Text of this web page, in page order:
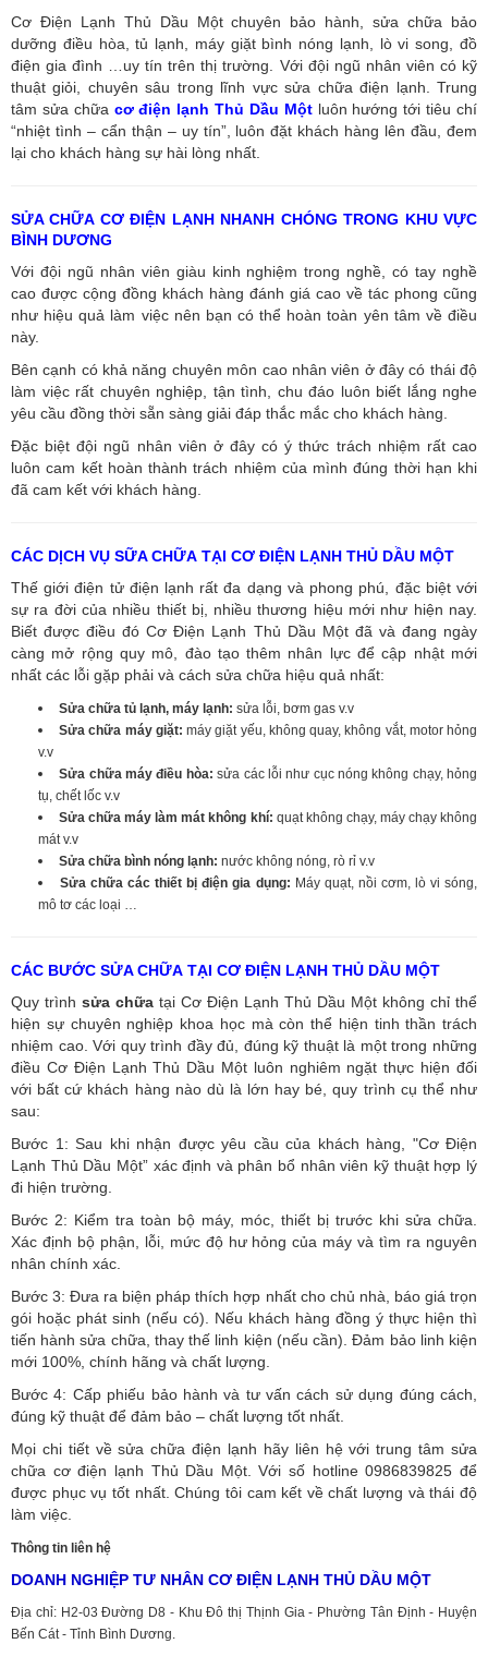
Cơ Điện Lạnh Thủ Dầu Một chuyên bảo hành, sửa chữa bảo
dưỡng điều hòa, tủ lạnh, máy giặt bình nóng lạnh, lò vi song, đồ
điện gia đình …uy tín trên thị trường. Với đội ngũ nhân viên có kỹ
thuật giỏi, chuyên sâu trong lĩnh vực sửa chữa điện lạnh. Trung
tâm sửa chữa cơ điện lạnh Thủ Dầu Mộtluôn hướng tới tiêu chí
“nhiệt tình – cẩn thận – uy tín”, luôn đặt khách hàng lên đầu, đem
lại cho khách hàng sự hài lòng nhất.
SỬA CHỮA CƠ ĐIỆN LẠNH NHANH CHÓNG TRONG KHU VỰC
BÌNH DƯƠNG
Với đội ngũ nhân viên giàu kinh nghiệm trong nghề, có tay nghề
cao được cộng đồng khách hàng đánh giá cao về tác phong cũng
như hiệu quả làm việc nên bạn có thể hoàn toàn yên tâm về điều
này.
Bên cạnh có khả năng chuyên môn cao nhân viên ở đây có thái độ
làm việc rất chuyên nghiệp, tận tình, chu đáo luôn biết lắng nghe
yêu cầu đồng thời sẵn sàng giải đáp thắc mắc cho khách hàng.
Đặc biệt đội ngũ nhân viên ở đây có ý thức trách nhiệm rất cao
luôn cam kết hoàn thành trách nhiệm của mình đúng thời hạn khi
đã cam kết với khách hàng.
CÁC DỊCH VỤ SỮA CHỮA TẠI CƠ ĐIỆN LẠNH THỦ DẦU MỘT
Thế giới điện tử điện lạnh rất đa dạng và phong phú, đặc biệt với
sự ra đời của nhiều thiết bị, nhiều thương hiệu mới như hiện nay.
Biết được điều đó Cơ Điện Lạnh Thủ Dầu Một đã và đang ngày
càng mở rộng quy mô, đào tạo thêm nhân lực để cập nhật mới
nhất các lỗi gặp phải và cách sửa chữa hiệu quả nhất:
Sửa chữa tủ lạnh, máy lạnh: sửa lỗi, bơm gas v.v
Sửa chữa máy giặt:máy giặt yếu, không quay, không vắt, motor hỏng
v.v
Sửa chữa máy điều hòa: sửa các lỗi như cục nóng không chạy, hỏng
tụ, chết lốc v.v
Sửa chữa máy làm mát không khí: quạt không chạy, máy chạy không
mát v.v
Sửa chữa bình nóng lạnh: nước không nóng, rò rỉ v.v
Sửa chữa các thiết bị điện gia dụng: Máy quạt, nồi cơm, lò vi sóng,
mô tơ các loại …
CÁC BƯỚC SỬA CHỮA TẠI CƠ ĐIỆN LẠNH THỦ DẦU MỘT
Quy trình sửa chữa tại Cơ Điện Lạnh Thủ Dầu Một không chỉ thể
hiện sự chuyên nghiệp khoa học mà còn thể hiện tinh thần trách
nhiệm cao. Với quy trình đầy đủ, đúng kỹ thuật là một trong những
điều Cơ Điện Lạnh Thủ Dầu Một luôn nghiêm ngặt thực hiện đối
với bất cứ khách hàng nào dù là lớn hay bé, quy trình cụ thể như
sau:
Bước 1: Sau khi nhận được yêu cầu của khách hàng, "Cơ Điện
Lạnh Thủ Dầu Một” xác định và phân bổ nhân viên kỹ thuật hợp lý
đi hiện trường.
Bước 2: Kiểm tra toàn bộ máy, móc, thiết bị trước khi sửa chữa.
Xác định bộ phận, lỗi, mức độ hư hỏng của máy và tìm ra nguyên
nhân chính xác.
Bước 3: Đưa ra biện pháp thích hợp nhất cho chủ nhà, báo giá trọn
gói hoặc phát sinh (nếu có). Nếu khách hàng đồng ý thực hiện thì
tiến hành sửa chữa, thay thế linh kiện (nếu cần). Đảm bảo linh kiện
mới 100%, chính hãng và chất lượng.
Bước 4: Cấp phiếu bảo hành và tư vấn cách sử dụng đúng cách,
đúng kỹ thuật để đảm bảo – chất lượng tốt nhất.
Mọi chi tiết về sửa chữa điện lạnh hãy liên hệ với trung tâm sửa
chữa cơ điện lạnh Thủ Dầu Một. Với số hotline 0986839825 để
được phục vụ tốt nhất. Chúng tôi cam kết về chất lượng và thái độ
làm việc.
Thông tin liên hệ
DOANH NGHIỆP TƯ NHÂN CƠ ĐIỆN LẠNH THỦ DẦU MỘT
Địa chỉ: H2-03 Đường D8 - Khu Đô thị Thịnh Gia - Phường Tân Định - Huyện
Bến Cát - Tỉnh Bình Dương.